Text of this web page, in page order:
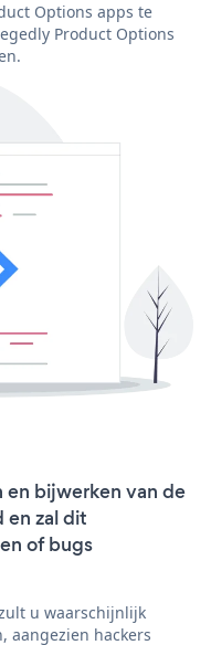
Options apps te
Product Options
en bijwerken van de
zal dit
of bugs
u waarschijnlijk
aangezien hackers